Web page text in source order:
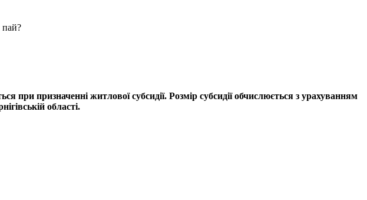
пай?
при призначенні житлової субсидії. Розмір субсидії обчислюється з урахуванням
області.